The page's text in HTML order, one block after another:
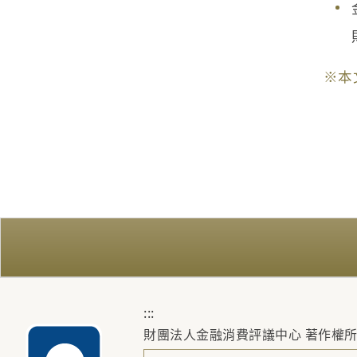
※本
:::
財團法人金融消費評議中心 著作權